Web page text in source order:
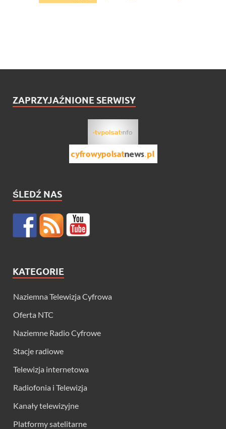
ZAPRZYJAŹNIONE SERWISY
ŚLEDŹ NAS
KATEGORIE
Naziemna Telewizja Cyfrowa
Oferta NTC
Naziemne Radio Cyfrowe
Stacje radiowe
Telewizja internetowa
Radiofonia i Telewizja
Kanały telewizyjne
Platformy satelitarne